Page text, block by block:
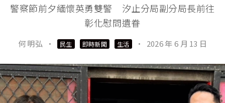
警察節前夕緬懷英勇雙警 汐止分局副分局長前往
彰化慰問遺眷
何 明弘 · 民生 即時新聞 生活 · 2026 年 6 月 13 日